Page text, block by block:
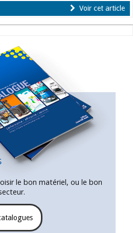
Voir cet article
le bon matériel, ou le bon